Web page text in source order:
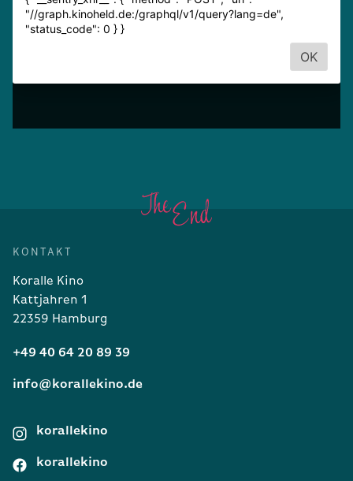
KONTAKT
Koralle Kino
Kattjahren 1
22359 Hamburg
+49 40 64 20 89 39
info@korallekino.de
korallekino
korallekino